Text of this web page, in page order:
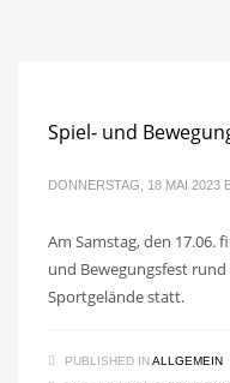
Spiel- und
DONNERSTAG, 18 MAI 2023
Am Samstag, den 17.06.
und Bewegungsfest
Sportgelände statt.
PUBLISHED INALLGEMEIN